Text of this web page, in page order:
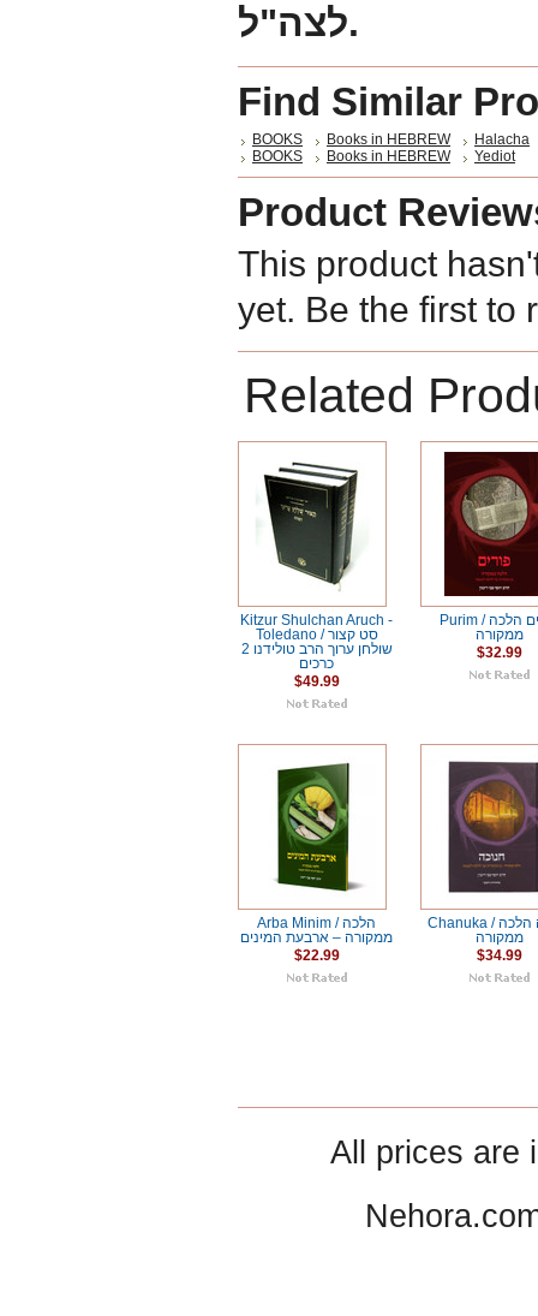
לצה"ל.
Find Similar
BOOKS Books in HEBREW
Halacha
BOOKS
Books in HEBREW Yediot
Product
This product
yet. Be the first to
Related
Kitzur Shulchan Aruch -
Toledano / סט קצור
שולחן ערוך הרב טולידנו 2
כרכים
$49.99
Purim / פורים הלכה
ממקורה
$32.99
Arba Minim / הלכה
ממקורה – ארבעת המינים
$22.99
Chanuka / חנוכה הלכה
ממקורה
$34.99
All prices are